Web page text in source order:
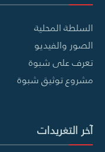
السلطة المحلية
الصور والفيديو
تعرف على شبوة
مشروع توثيق شبوة
آخر التغريدات